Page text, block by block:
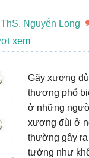
ThS. Nguyễn Long
Gãy xương
thương phổ
ở những
xương đùi ở
thường gây
tưởng như